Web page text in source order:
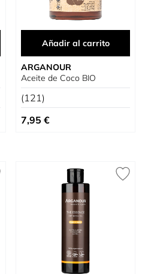
Añadir al carrito
ARGANOUR
Aceite de Coco BIO
(121)
7,95 €